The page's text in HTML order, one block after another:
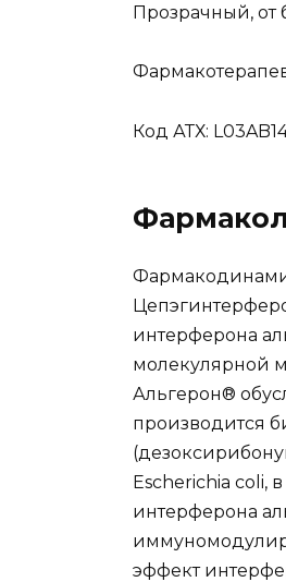
Прозрачный, от
Код АТХ:
интерферона
молекулярной
Альгерон®
производится
Escherichia coli,
интерферона
эффект